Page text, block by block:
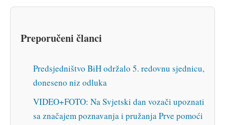
Preporučeni članci
Predsjedništvo BiH održalo 5. redovnu sjednicu,
doneseno niz odluka
VIDEO+FOTO: Na Svjetski dan vozači upoznati
sa značajem poznavanja i pružanja Prve pomoći